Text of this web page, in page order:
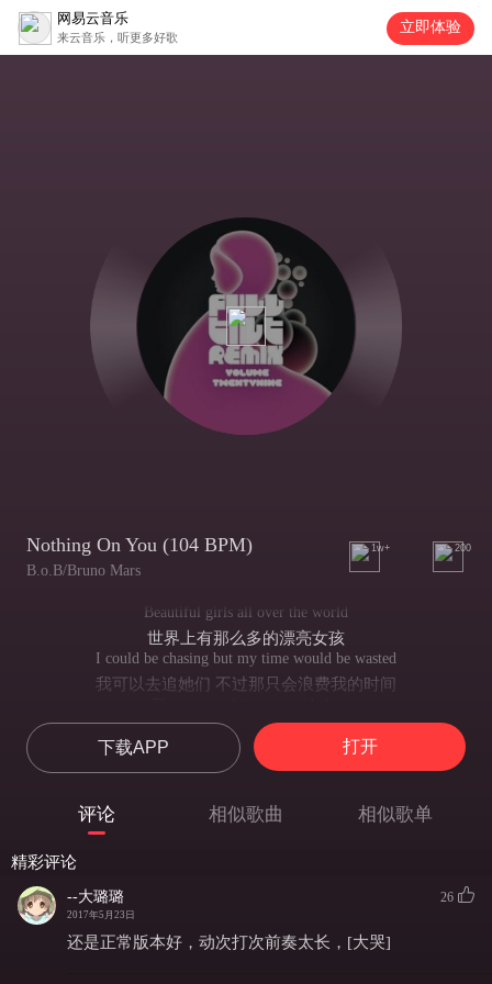
网易云音乐
来云音乐，听更多好歌
立即体验
Nothing On You (104 BPM)
B.o.B/Bruno Mars
1w+ 200
Beautiful girls all over the world
世界上有那么多的漂亮女孩
I could be chasing but my time would be wasted
我可以去追她们 不过那只会浪费我的时间
她们都比不上你,宝贝
Nothing on you baby
没人比得上你,宝贝
她们都比不上你,宝贝
I know you feel where I'm coming from
我知道你能看得出 我是什么样的人
Regardless of the things in my past that I've done
下载APP 打开
评论 相似歌曲 相似歌单
精彩评论
--大璐璐
2017年5月23日
26
还是正常版本好，动次打次前奏太长，[大哭]